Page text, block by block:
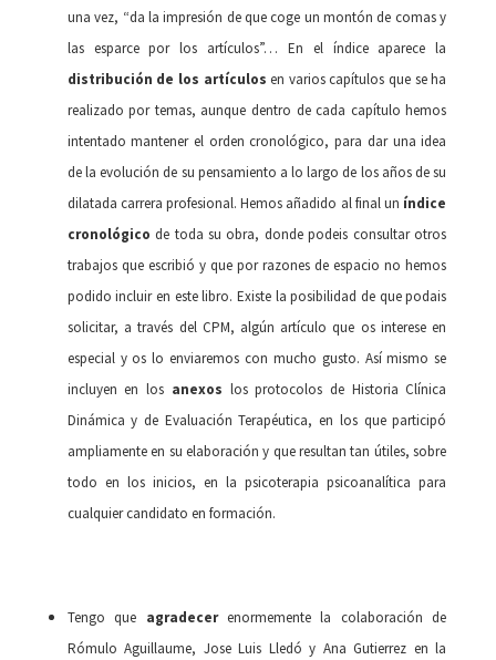
una vez, “da la impresión de que coge un montón de comas y
las esparce por los artículos”… En el índice aparece la
distribución de los artículosen varios capítulos que se ha
realizado por temas, aunque dentro de cada capítulo hemos
intentado mantener el orden cronológico, para dar una idea
de la evolución de su pensamiento a lo largo de los años de su
dilatada carrera profesional. Hemos añadido al final un índice
cronológico de toda su obra, donde podeis consultar otros
trabajos que escribió y que por razones de espacio no hemos
podido incluir en este libro. Existe la posibilidad de que podais
solicitar, a través del CPM, algún artículo que os interese en
especial y os lo enviaremos con mucho gusto. Así mismo se
incluyen en los anexos los protocolos de Historia Clínica
Dinámica y de Evaluación Terapéutica, en los que participó
ampliamente en su elaboración y que resultan tan útiles, sobre
todo en los inicios, en la psicoterapia psicoanalítica para
cualquier candidato en formación.
Tengo que agradecerenormemente la colaboración de
Rómulo Aguillaume, Jose Luis Lledó y Ana Gutierrez en la